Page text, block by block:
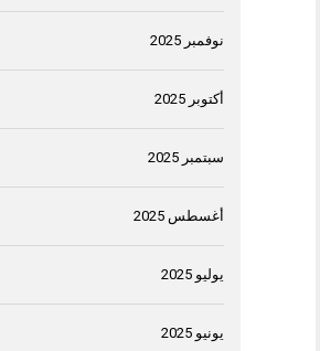
نوفمبر 2025
أكتوبر 2025
سبتمبر 2025
أغسطس 2025
يوليو 2025
يونيو 2025